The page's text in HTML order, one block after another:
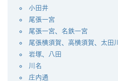
小田井
尾張一宮
尾張一宮、名鉄一宮
尾張横須賀、高横須賀、太田川
岩塚、八田
川名
庄内通